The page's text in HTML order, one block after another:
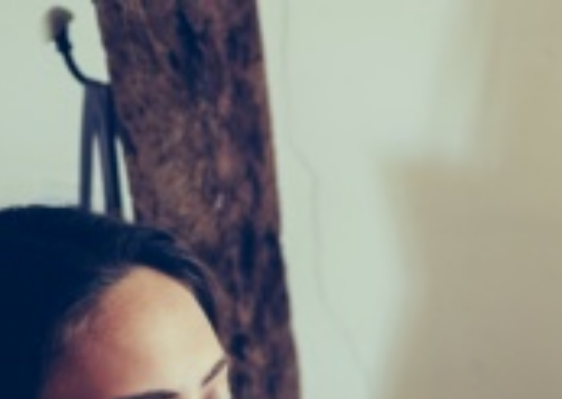
Pour une expérience optimale, cette application est optimisée pour un usage sur téléphone mobile.